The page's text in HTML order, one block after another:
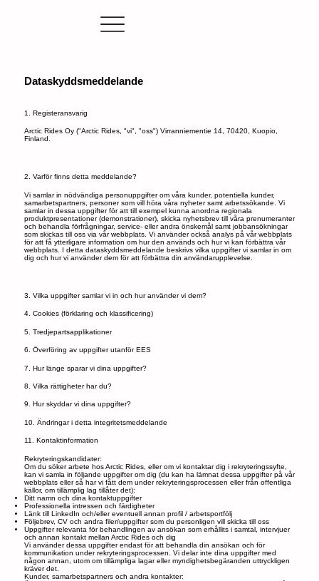
Dataskyddsmeddelande
1. Registeransvarig
Arctic Rides Oy ("Arctic Rides, "vi", "oss") Virranniementie 14, 70420, Kuopio,
Finland.
2. Varför finns detta meddelande?
Vi samlar in nödvändiga personuppgifter om våra kunder, potentiella kunder,
samarbetspartners, personer som vill höra våra nyheter samt arbetssökande. Vi
samlar in dessa uppgifter för att till exempel kunna anordna regionala
produktpresentationer (demonstrationer), skicka nyhetsbrev till våra prenumeranter
och behandla förfrågningar, service- eller andra önskemål samt jobbansökningar
som skickas till oss via vår webbplats. Vi använder också analys på vår webbplats
för att få ytterligare information om hur den används och hur vi kan förbättra vår
webbplats. I detta dataskyddsmeddelande beskrivs vilka uppgifter vi samlar in om
dig och hur vi använder dem för att förbättra din användarupplevelse.
3. Vilka uppgifter samlar vi in och hur använder vi dem?
Rekryteringskandidater:
Om du söker arbete hos Arctic Rides, eller om vi kontaktar dig i rekryteringssyfte,
kan vi samla in följande uppgifter om dig (du kan ha lämnat dessa uppgifter på vår
webbplats eller så har vi fått dem under rekryteringsprocessen eller från offentliga
källor, om tillämplig lag tillåter det):
Ditt namn och dina kontaktuppgifter
Professionella intressen och färdigheter
Länk till LinkedIn och/eller eventuell annan profil / arbetsportfölj
Följebrev, CV och andra filer/uppgifter som du personligen vill skicka till oss
Uppgifter relevanta för behandlingen av ansökan som erhållits i samtal, intervjuer
och annan kontakt mellan Arctic Rides och dig
Vi använder dessa uppgifter endast för att behandla din ansökan och för
kommunikation under rekryteringsprocessen. Vi delar inte dina uppgifter med
någon annan, utom om tillämpliga lagar eller myndighetsbegäranden uttryckligen
kräver det.
Kunder, samarbetspartners och andra kontakter:
4. Cookies (förklaring och klassificering)
5. Tredjepartsapplikationer
6. Överföring av uppgifter utanför EES
7. Hur länge sparar vi dina uppgifter?
8. Vilka rättigheter har du?
9. Hur skyddar vi dina uppgifter?
10. Ändringar i detta integritetsmeddelande
11. Kontaktinformation